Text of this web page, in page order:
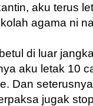
aku terus
agama ni
di luar
aku letak 10
Dan
jugak